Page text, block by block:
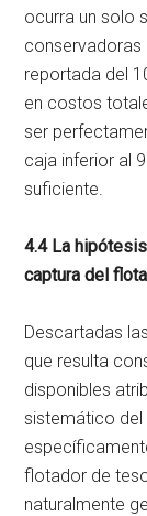
ocurra un solo
conservadoras
reportada del
en costos
ser
caja inferior al
suficiente.
4.4 La
captura del
Descartadas
que resulta
disponibles
sistemático del
flotador de
naturalmente